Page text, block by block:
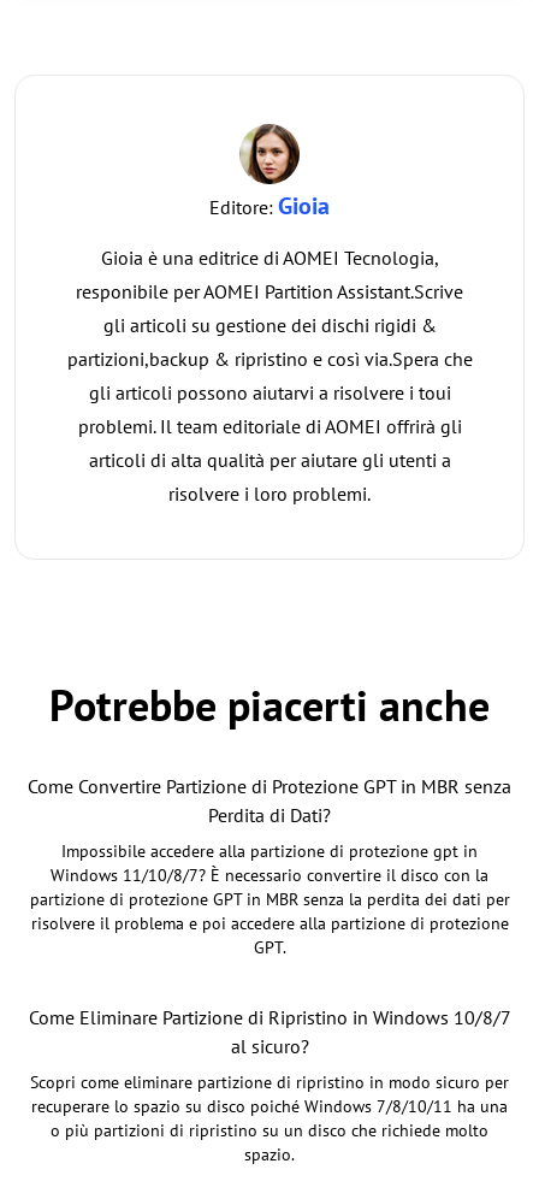
Editore: Gioia
Gioia è una editrice di AOMEI Tecnologia,
responibile per AOMEI Partition Assistant.Scrive
gli articoli su gestione dei dischi rigidi &
partizioni,backup & ripristino e così via.Spera che
gli articoli possono aiutarvi a risolvere i toui
problemi. Il team editoriale di AOMEI offrirà gli
articoli di alta qualità per aiutare gli utenti a
risolvere i loro problemi.
Potrebbe piacerti anche
Come Convertire Partizione di Protezione GPT in MBR senza
Perdita di Dati?
Impossibile accedere alla partizione di protezione gpt in
Windows 11/10/8/7? È necessario convertire il disco con la
partizione di protezione GPT in MBR senza la perdita dei dati per
risolvere il problema e poi accedere alla partizione di protezione
GPT.
Come Eliminare Partizione di Ripristino in Windows 10/8/7
al sicuro?
Scopri come eliminare partizione di ripristino in modo sicuro per
recuperare lo spazio su disco poiché Windows 7/8/10/11 ha una
o più partizioni di ripristino su un disco che richiede molto
spazio.